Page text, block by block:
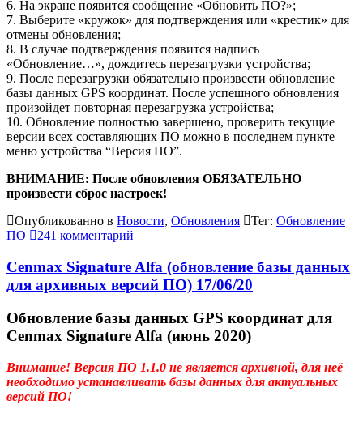
6. На экране появится сообщение «Обновить ПО?»;
7. Выберите «кружок» для подтверждения или «крестик» для
отмены обновления;
8. В случае подтверждения появится надпись
«Обновление…», дождитесь перезагрузки устройства;
9. После перезагрузки обязательно произвести обновление
базы данных GPS координат. После успешного обновления
произойдет повторная перезагрузка устройства;
10. Обновление полностью завершено, проверить текущие
версии всех составляющих ПО можно в последнем пункте
меню устройства “Версия ПО”.
ВНИМАНИЕ: После обновления ОБЯЗАТЕЛЬНО
произвести сброс настроек!
Опубликованно в Новости, Обновления Тег: Обновление
ПО
241 комментарий
Cenmax Signature Alfa (обновление базы данных
для архивных версий ПО) 17/06/20
Обновление базы данных GPS координат для
Cenmax Signature Alfa (июнь 2020)
Внимание! Версия ПО 1.1.0 не является архивной, для неё
необходимо устанавливать базы данных для актуальных
версий ПО!